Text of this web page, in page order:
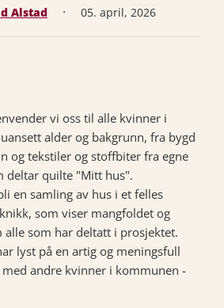
Alstad · 05. april, 2026
vi oss til alle kvinner i
alder og bakgrunn, fra bygd
og tekstiler og stoffbiter fra egne
deltar quilte "Mitt hus".
en samling av hus i et felles
som viser mangfoldet og
alle som har deltatt i prosjektet.
lyst på en artig og meningsfull
andre kvinner i kommunen -